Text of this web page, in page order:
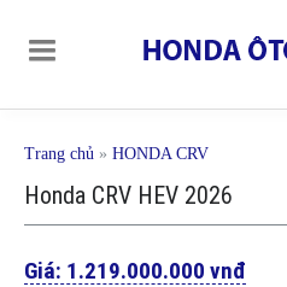
Trang chủ » HONDA CRV
Honda CRV HEV 2026
Giá: 1.219.000.000 vnđ